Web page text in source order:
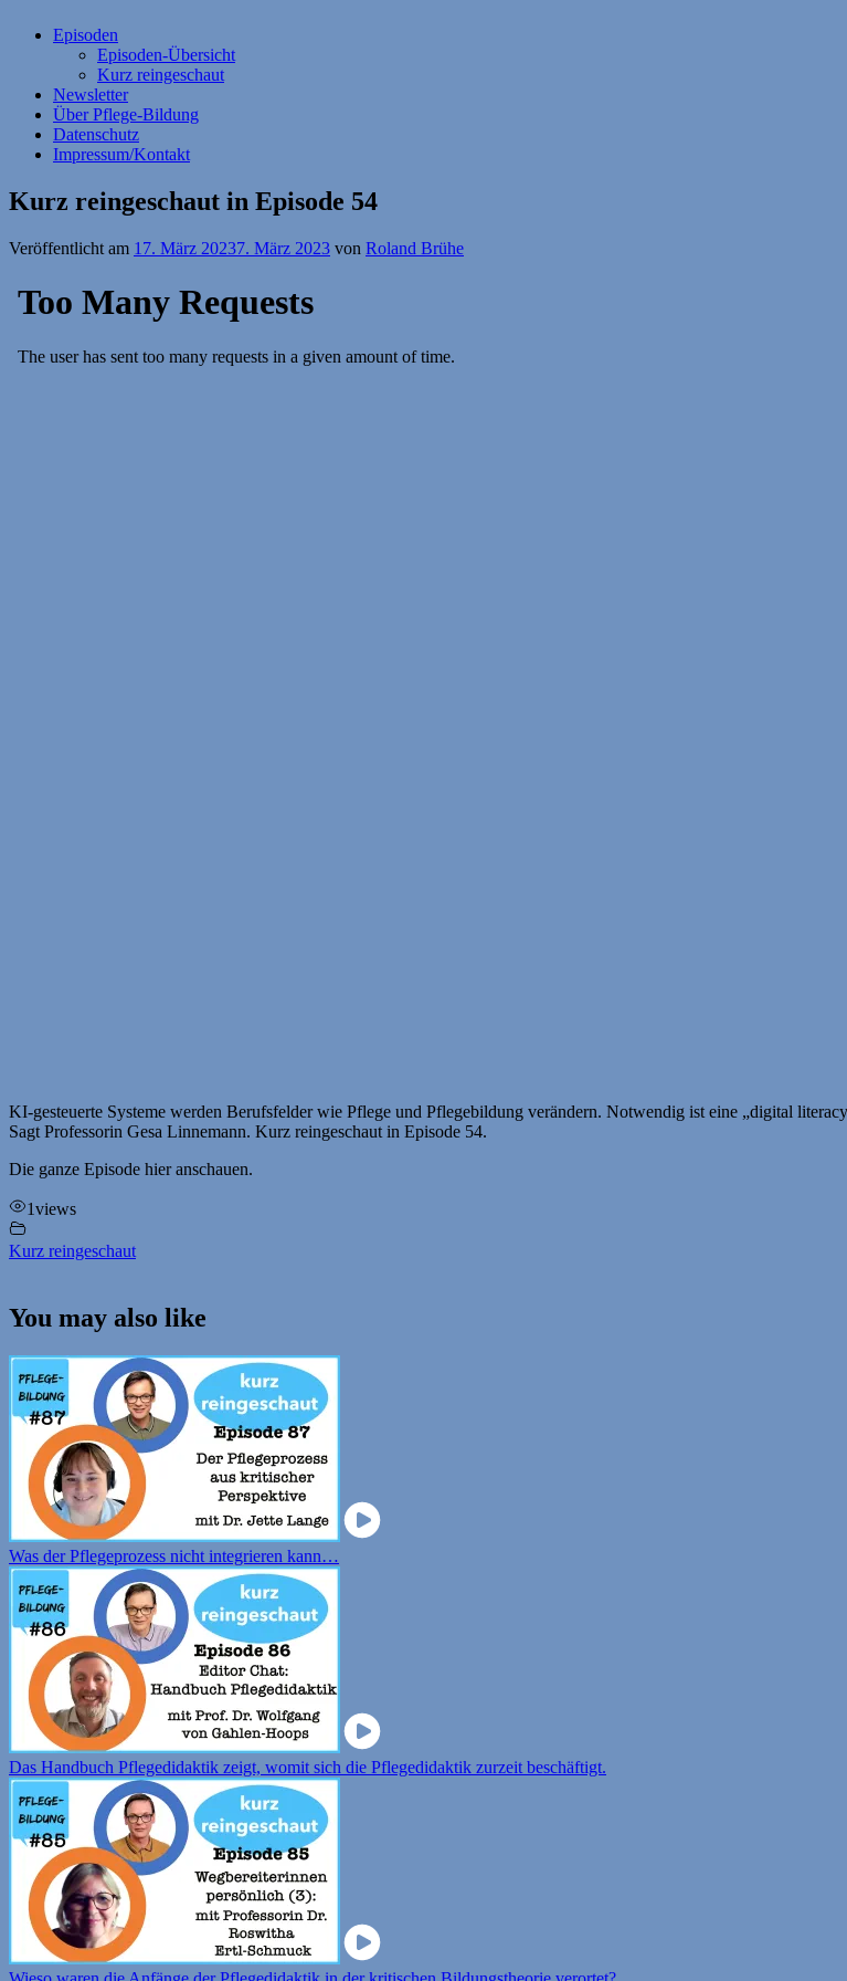
Episoden
Episoden-Übersicht
Kurz reingeschaut
Newsletter
Über Pflege-Bildung
Datenschutz
Impressum/Kontakt
Kurz reingeschaut in Episode 54
Veröffentlicht am 17. März 20237. März 2023 von Roland Brühe
KI-gesteuerte Systeme werden Berufsfelder wie Pflege und Pflegebildung verändern. Notwendig ist eine „digital
Sagt Professorin Gesa Linnemann. Kurz reingeschaut in Episode 54.
Die ganze Episode hier anschauen.
1views
Kurz reingeschaut
You may also like
Was der Pflegeprozess nicht integrieren kann…
Das Handbuch Pflegedidaktik zeigt, womit sich die Pflegedidaktik zurzeit beschäftigt.